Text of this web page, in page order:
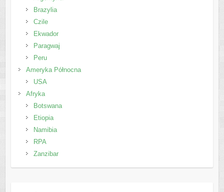
Brazylia
Czile
Ekwador
Paragwaj
Peru
Ameryka Północna
USA
Afryka
Botswana
Etiopia
Namibia
RPA
Zanzibar